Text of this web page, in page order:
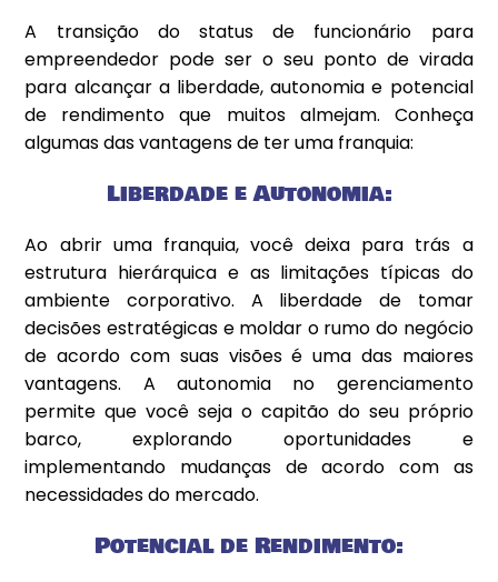
A transição do status de funcionário para
empreendedor pode ser o seu ponto de virada
para alcançar a liberdade, autonomia e potencial
de rendimento que muitos almejam. Conheça
algumas das vantagens de ter uma franquia:
Liberdade e Autonomia:
Ao abrir uma franquia, você deixa para trás a
estrutura hierárquica e as limitações típicas do
ambiente corporativo. A liberdade de tomar
decisões estratégicas e moldar o rumo do negócio
de acordo com suas visões é uma das maiores
vantagens. A autonomia no gerenciamento
permite que você seja o capitão do seu próprio
barco, explorando oportunidades e
implementando mudanças de acordo com as
necessidades do mercado.
Potencial de Rendimento: